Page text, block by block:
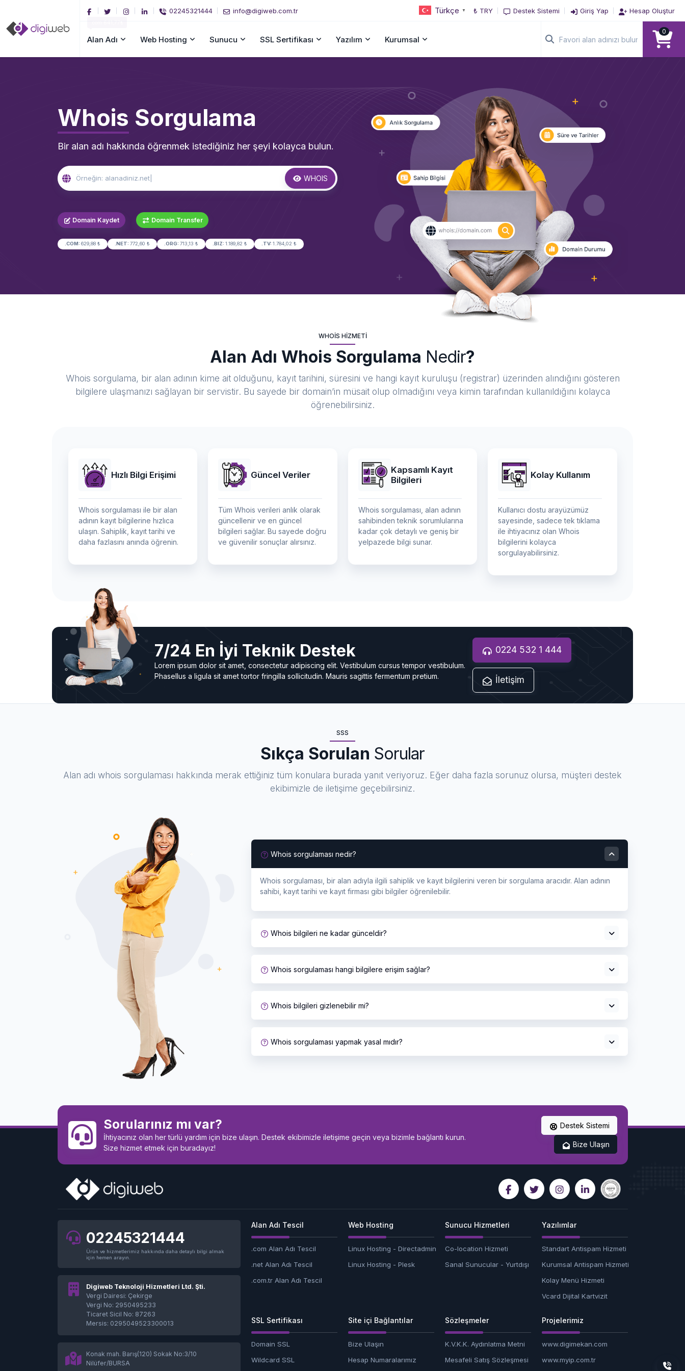
02245321444 info@digiweb.com.tr Türkçe ▼ ₺ TRY Destek Sistemi Giriş Yap Hesap Oluştur
Alan Adı Web Hosting Sunucu SSL Sertifikası Yazılım Kurumsal
0
Whois Sorgulama
Bir alan adı hakkında öğrenmek istediğiniz her şeyi kolayca bulun.
WHOIS
Domain Kaydet Domain Transfer
.COM: 629,88 ₺ .NET: 772,60 ₺ .ORG: 713,13 ₺ .BIZ: 1.189,82 ₺ .TV: 1.784,02 ₺
WHOIS HIZMETI
Alan Adı Whois Sorgulama Nedir?
Whois sorgulama, bir alan adının kime ait olduğunu, kayıt tarihini, süresini ve hangi kayıt kuruluşu (registrar) üzerinden alındığını gösteren
bilgilere ulaşmanızı sağlayan bir servistir. Bu sayede bir domain’in müsait olup olmadığını veya kimin tarafından kullanıldığını kolayca
öğrenebilirsiniz.
Hızlı Bilgi Erişimi
Whois sorgulaması ile bir alan
adının kayıt bilgilerine hızlıca
ulaşın. Sahiplik, kayıt tarihi ve
daha fazlasını anında öğrenin.
Güncel Veriler
Tüm Whois verileri anlık olarak
güncellenir ve en güncel
bilgileri sağlar. Bu sayede doğru
ve güvenilir sonuçlar alırsınız.
Kapsamlı Kayıt
Bilgileri
Whois sorgulaması, alan adının
sahibinden teknik sorumlularına
kadar çok detaylı ve geniş bir
yelpazede bilgi sunar.
Kolay Kullanım
Kullanıcı dostu arayüzümüz
sayesinde, sadece tek tıklama
ile ihtiyacınız olan Whois
bilgilerini kolayca
sorgulayabilirsiniz.
7/24 En İyi Teknik Destek
Lorem ipsum dolor sit amet, consectetur adipiscing elit. Vestibulum cursus tempor vestibulum.
Phasellus a ligula sit amet tortor fringilla sollicitudin. Mauris sagittis fermentum pretium.
0224 532 1 444
İletişim
SSS
Sıkça Sorulan Sorular
Alan adı whois sorgulaması hakkında merak ettiğiniz tüm konulara burada yanıt veriyoruz. Eğer daha fazla sorunuz olursa, müşteri destek
ekibimizle de iletişime geçebilirsiniz.
Whois sorgulaması nedir?
Whois sorgulaması, bir alan adıyla ilgili sahiplik ve kayıt bilgilerini veren bir sorgulama aracıdır. Alan adının
sahibi, kayıt tarihi ve kayıt firması gibi bilgiler öğrenilebilir.
Whois bilgileri ne kadar günceldir?
Whois sorgulaması hangi bilgilere erişim sağlar?
Whois bilgileri gizlenebilir mi?
Whois sorgulaması yapmak yasal mıdır?
Sorularınız mı var?
İhtiyacınız olan her türlü yardım için bize ulaşın. Destek ekibimizle iletişime geçin veya bizimle bağlantı kurun.
Size hizmet etmek için buradayız!
Destek Sistemi
Bize Ulaşın
02245321444
Ürün ve hizmetlerimiz hakkında daha detaylı bilgi almak
için hemen arayın.
Digiweb Teknoloji Hizmetleri Ltd. Şti.
Vergi Dairesi: Çekirge
Vergi No: 2950495233
Ticaret Sicil No: 87263
Mersis: 0295049523300013
Konak mah. Barış(120) Sokak No:3/10
Nilüfer/BURSA
Alan Adı Tescil
.com Alan Adı Tescil
.net Alan Adı Tescil
.com.tr Alan Adı Tescil
Web Hosting
Linux Hosting - Directadmin
Linux Hosting - Plesk
Sunucu Hizmetleri
Co-location Hizmeti
Sanal Sunucular - Yurtdışı
Yazılımlar
Standart Antispam Hizmeti
Kurumsal Antispam Hizmeti
Kolay Menü Hizmeti
Vcard Dijital Kartvizit
SSL Sertifikası
Domain SSL
Wildcard SSL
Site içi Bağlantılar
Bize Ulaşın
Hesap Numaralarımız
Sözleşmeler
K.V.K.K. Aydınlatma Metni
Mesafeli Satış Sözleşmesi
Projelerimiz
www.digimekan.com
www.myip.com.tr